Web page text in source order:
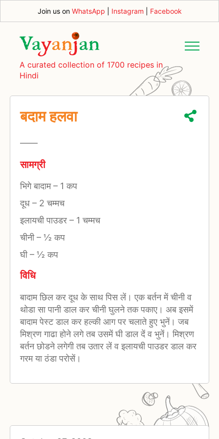
Join us on WhatsApp Instagram Facebook
A curated collection of 1700 recipes in
Hindi
बदाम हलवा
——
सामग्री
भिगे बादाम– 1 कप
दूध – 2 चम्मच
इलायची पाउडर – 1 चम्मच
चीनी– ½ कप
घी– ½ कप
विधि
बादाम छिल कर दूध के साथ पिस लें। एक बर्तन में चीनी व
थोडा सा पानी डाल कर चीनी घुलने तक पकाए। अब इसमें
बादाम पेस्ट डाल कर हल्की आग पर चलाते हुए भुनें। जब
मिश्रण गाढा होने लगे तब उसमें घी डाल दें व भुनें। मिश्रण
बर्तन छोडने लगेगी तब उतार लें व इलायची पाउडर डाल कर
गरम या ठंडा परोसें।